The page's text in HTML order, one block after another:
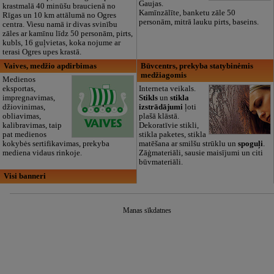
krastmalā 40 minūšu braucienā no
Rīgas un 10 km attālumā no Ogres
centra. Viesu namā ir divas svinību
zāles ar kamīnu līdz 50 personām, pirts,
kubls, 16 guļvietas, koka nojume ar
terasi Ogres upes krastā.
Gaujas.
Kamīnzālīte, banketu zāle 50
personām, mitrā lauku pirts, baseins.
Vaives, medžio apdirbimas
Medienos
eksportas,
impregnavimas,
džiovinimas,
obliavimas,
kalibravimas, taip
pat medienos
kokybės sertifikavimas, prekyba
mediena vidaus rinkoje.
Būvcentrs, prekyba statybinėmis
medžiagomis
Interneta veikals.
Stikls unstikla
izstrādājumi ļoti
plašā klāstā.
Dekoratīvie stikli,
stikla paketes, stikla
matēšana ar smilšu strūklu unspoguļi.
Zāģmateriāli, sausie maisījumi un citi
būvmateriāli.
Visi banneri
Manas sīkdatnes